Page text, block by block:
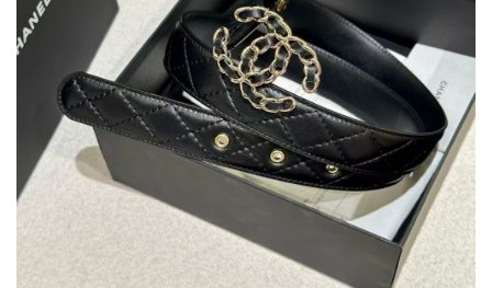
管
せ
2026人気特集
バッグ
財布
時計
ズボン
衣装セット
住まい用品
アクセサリー
ベルト
スカーフ
アイフォーンケ
ース
小物
製